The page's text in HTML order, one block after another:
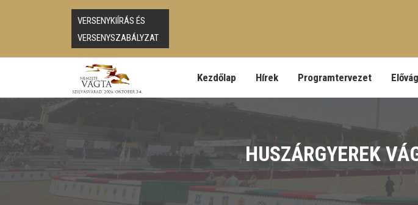
VERSENYKIÍRÁS ÉS
VERSENYSZABÁLYZAT
Kezdőlap Hírek Programtervezet
HUSZÁRGYEREK